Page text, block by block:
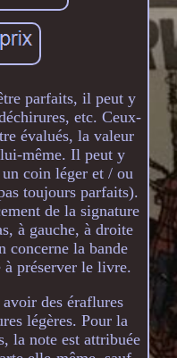
parfaits, il peut y
etc. Ceux-
évalués, la valeur
même. Il peut y
coin léger et / ou
toujours parfaits).
de la signature
à gauche, à droite
concerne la bande
à préserver le livre.
des éraflures
légères. Pour la
la note est attribuée